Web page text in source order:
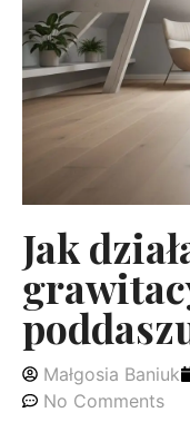
Jak
Małgosia Baniuk
No Comments